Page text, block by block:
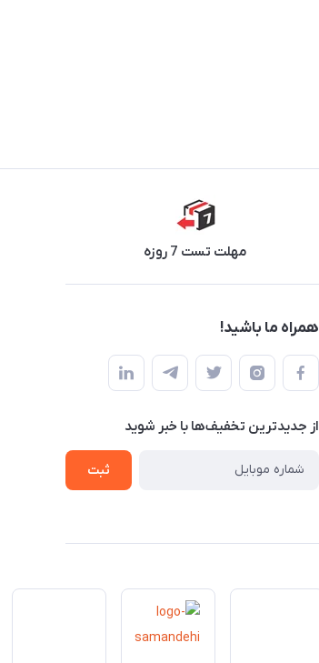
مهلت تست 7 روزه
همراه ما باشید!
از جدید‌ترین تخفیف‌ها با‌ خبر شوید
ثبت